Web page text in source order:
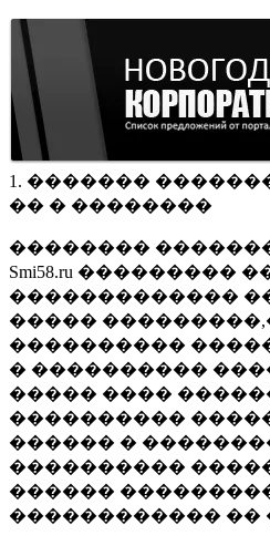
1. �������
�� � ��������
��������
Smi58.ru ���������
�������������
�����
����������
� ����������
����� ����
����������
������ �
����������
������
������������ ��